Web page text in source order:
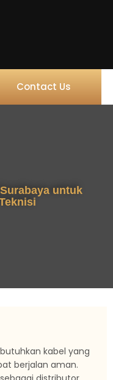
Contact Us
untuk
kabel yang
berjalan aman.